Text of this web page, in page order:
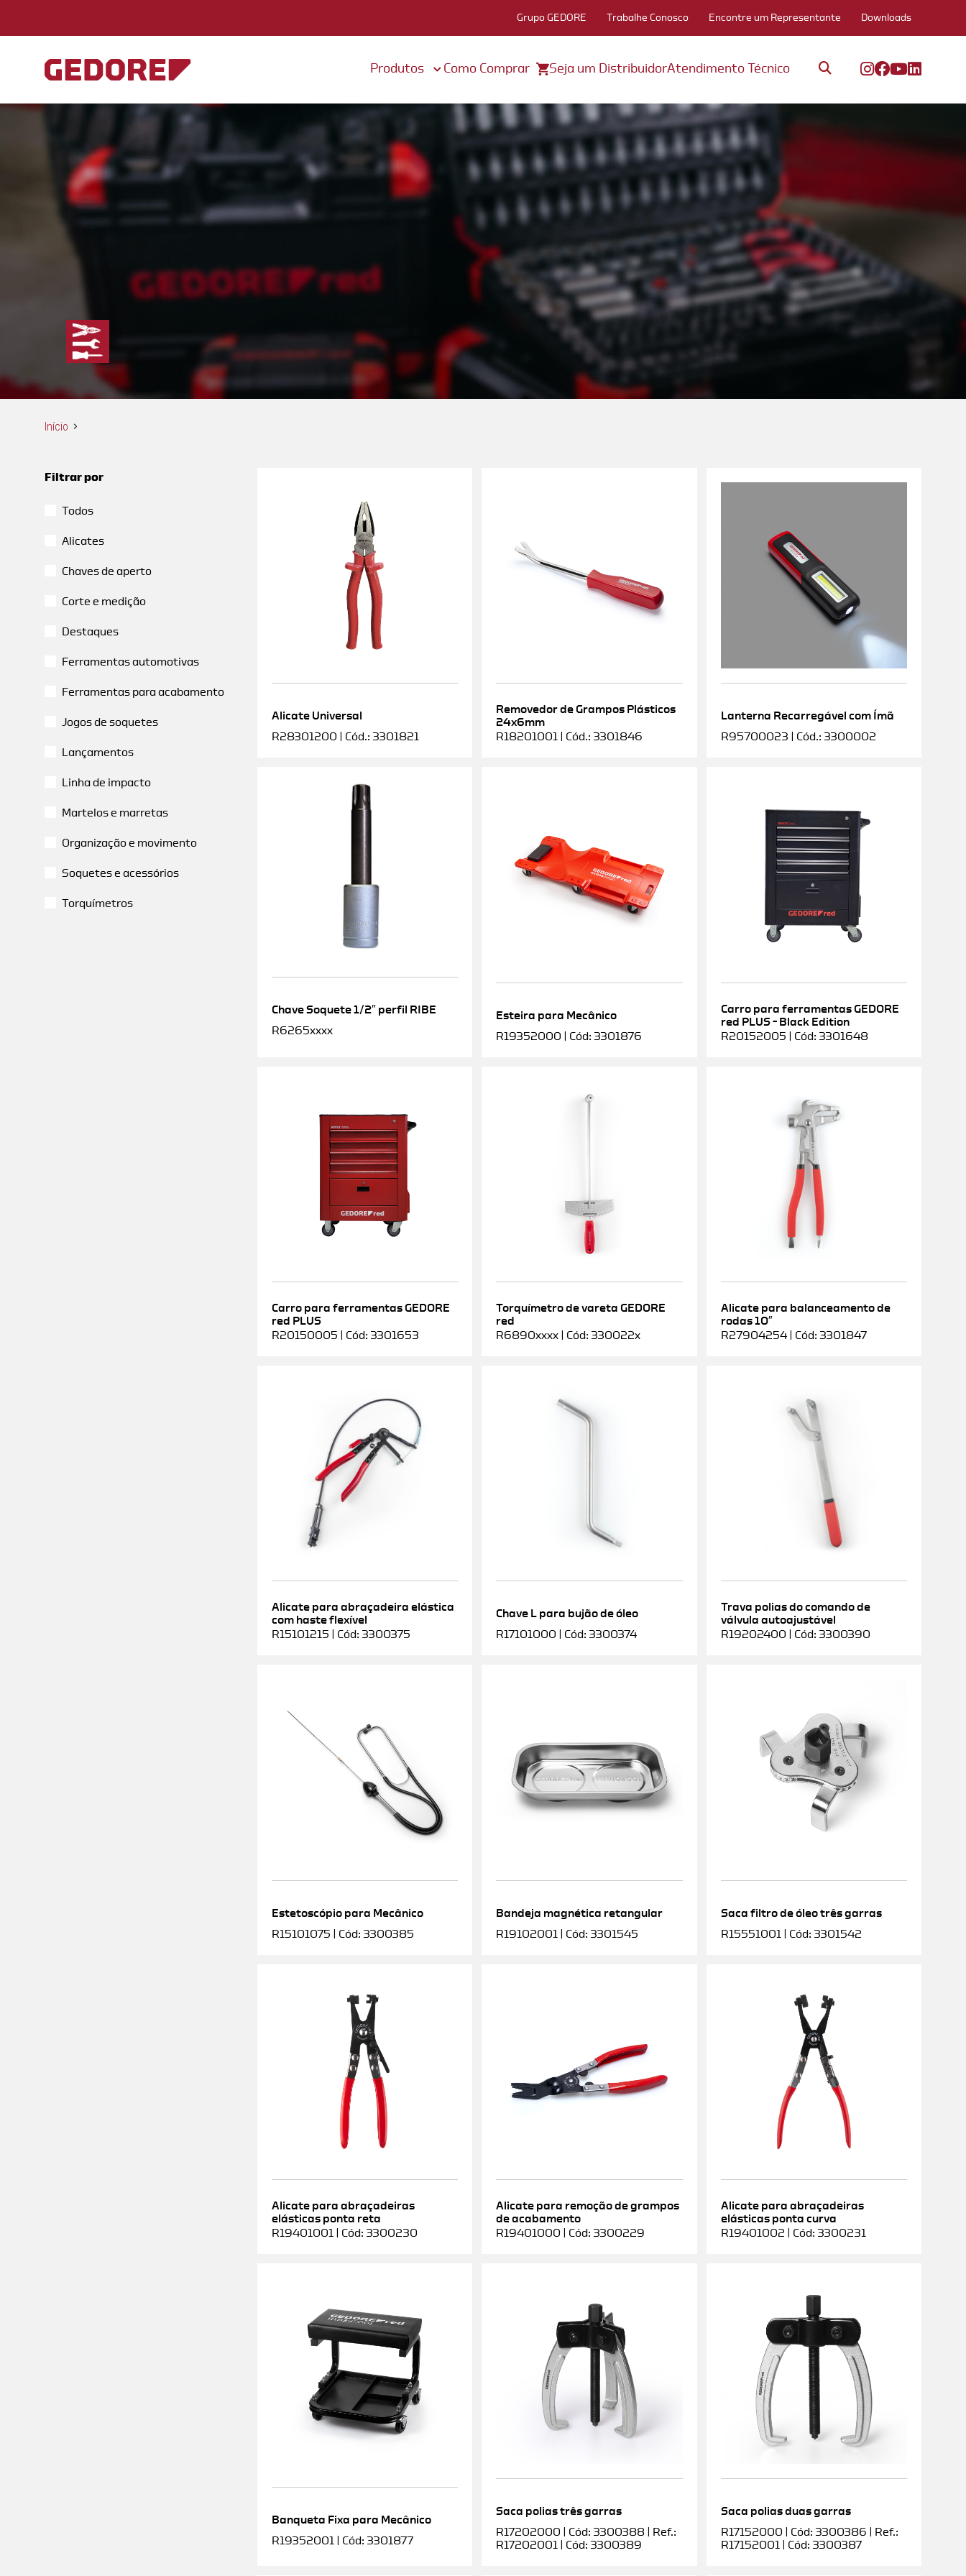
Grupo GEDORE Trabalhe Conosco Encontre um Representante Downloads
Produtos Como Comprar Seja um DistribuidorAtendimento Técnico
Início
Filtrar por
Todos
Alicates
Chaves de aperto
Corte e medição
Destaques
Ferramentas automotivas
Ferramentas para acabamento
Jogos de soquetes
Lançamentos
Linha de impacto
Martelos e marretas
Organização e movimento
Soquetes e acessórios
Torquímetros
Alicate Universal
R28301200 | Cód.: 3301821
Removedor de Grampos Plásticos
24x6mm
R18201001 | Cód.: 3301846
Lanterna Recarregável com Ímã
R95700023 | Cód.: 3300002
Chave Soquete 1/2″ perfil RIBE
R6265xxxx
Esteira para Mecânico
R19352000 | Cód: 3301876
Carro para ferramentas GEDORE
red PLUS – Black Edition
R20152005 | Cód: 3301648
Carro para ferramentas GEDORE
red PLUS
R20150005 | Cód: 3301653
Torquímetro de vareta GEDORE
red
R6890xxxx | Cód: 330022x
Alicate para balanceamento de
rodas 10″
R27904254 | Cód: 3301847
Alicate para abraçadeira elástica
com haste flexível
R15101215 | Cód: 3300375
Chave L para bujão de óleo
R17101000 | Cód: 3300374
Trava polias do comando de
válvula autoajustável
R19202400 | Cód: 3300390
Estetoscópio para Mecânico
R15101075 | Cód: 3300385
Bandeja magnética retangular
R19102001 | Cód: 3301545
Saca filtro de óleo três garras
R15551001 | Cód: 3301542
Alicate para abraçadeiras
elásticas ponta reta
R19401001 | Cód: 3300230
Alicate para remoção de grampos
de acabamento
R19401000 | Cód: 3300229
Alicate para abraçadeiras
elásticas ponta curva
R19401002 | Cód: 3300231
Banqueta Fixa para Mecânico
R19352001 | Cód: 3301877
Saca polias três garras
R17202000 | Cód: 3300388 | Ref.:
R17202001 | Cód: 3300389
Saca polias duas garras
R17152000 | Cód: 3300386 | Ref.:
R17152001 | Cód: 3300387